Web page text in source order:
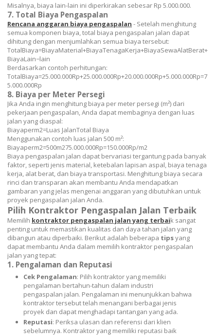
Misalnya, biaya lain-lain ini diperkirakan sebesar Rp 5.000.000.
7. Total Biaya Pengaspalan
Rencana anggaran biaya pengaspalan - Setelah menghitung
semua komponen biaya, total biaya pengaspalan jalan dapat
dihitung dengan menjumlahkan semua biaya tersebut:
TotalBiaya=BiayaMaterial+BiayaTenagaKerja+BiayaSewaAlatBerat+
BiayaL ain−lain
Berdasarkan contoh perhitungan:
TotalBiaya=25.000.000Rp+25.000.000Rp+20.000.000Rp+5.000.000Rp=7
5.000.000Rp
8. Biaya per Meter Persegi
Jika Anda ingin menghitung biaya per meter persegi (m²) dari
pekerjaan pengaspalan, Anda dapat membaginya dengan luas
jalan yang diaspal:
Biayaperm2=Luas JalanTotal Biaya
Menggunakan contoh luas jalan 500 m²:
Biayaperm2=500m275.000.000Rp=150.000Rp/m2
Biaya pengaspalan jalan dapat bervariasi tergantung pada banyak
faktor, seperti jenis material, ketebalan lapisan aspal, biaya tenaga
kerja, alat berat, dan biaya transportasi. Menghitung biaya secara
rinci dan transparan akan membantu Anda mendapatkan
gambaran yang jelas mengenai anggaran yang dibutuhkan untuk
proyek pengaspalan jalan Anda.
Pilih Kontraktor Pengaspalan Jalan Terbaik
Memilih kontraktor pengaspalan jalan yang terbaik sangat
penting untuk memastikan kualitas dan daya tahan jalan yang
dibangun atau diperbaiki. Berikut adalah beberapa tipsyang
dapat membantu Anda dalam memilih kontraktor pengaspalan
jalan yang tepat:
1. Pengalaman dan Reputasi
Cek Pengalaman: Pilih kontraktor yang memiliki
pengalaman bertahun-tahun dalam industri
pengaspalan jalan. Pengalaman ini menunjukkan bahwa
kontraktor tersebut telah menangani berbagai jenis
proyek dan dapat menghadapi tantangan yang ada.
Reputasi: Periksa ulasan dan referensi dari klien
sebelumnya. Kontraktor yang memiliki reputasi baik